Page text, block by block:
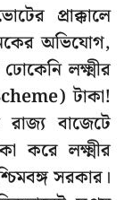
প্রাক্কালে
অভিযোগ,
লক্ষ্মীর
টাকা!
বাজেটে
করে লক্ষ্মীর
সরকার।